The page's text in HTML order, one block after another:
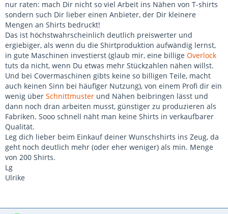
nur raten: mach Dir nicht so viel Arbeit ins Nähen von T-shirts
sondern such Dir lieber einen Anbieter, der Dir kleinere
Mengen an Shirts bedruckt!
Das ist höchstwahrscheinlich deutlich preiswerter und
ergiebiger, als wenn du die Shirtproduktion aufwändig lernst,
in gute Maschinen investierst (glaub mir, eine billige Overlock
tuts da nicht, wenn Du etwas mehr Stückzahlen nähen willst.
Und bei Covermaschinen gibts keine so billigen Teile, macht
auch keinen Sinn bei häufiger Nutzung), von einem Profi dir ein
wenig über Schnittmuster und Nähen beibringen lässt und
dann noch dran arbeiten musst, günstiger zu produzieren als
Fabriken. Sooo schnell näht man keine Shirts in verkaufbarer
Qualität.
Leg dich lieber beim Einkauf deiner Wunschshirts ins Zeug, da
geht noch deutlich mehr (oder eher weniger) als min. Menge
von 200 Shirts.
Lg
Ulrike